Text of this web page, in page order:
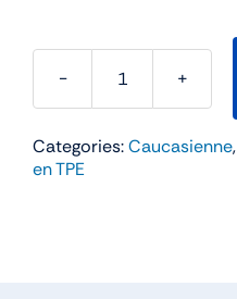
quantité
Claire
Categories:Caucasienne,
en TPE